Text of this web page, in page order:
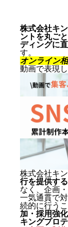
株式会社キ
ントを丸ご
ディングに
す。
オンライン
動画で表現
株式会社キ
行を提供する
なく、企画
一気通貫で
続的に行うこ
加・採用強化
キングプロ